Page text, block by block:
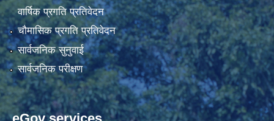
वार्षिक प्रगति प्रतिवेदन
चौमासिक प्रगति प्रतिवेदन
सार्वजनिक सुनुवाई
सार्वजनिक परीक्षण